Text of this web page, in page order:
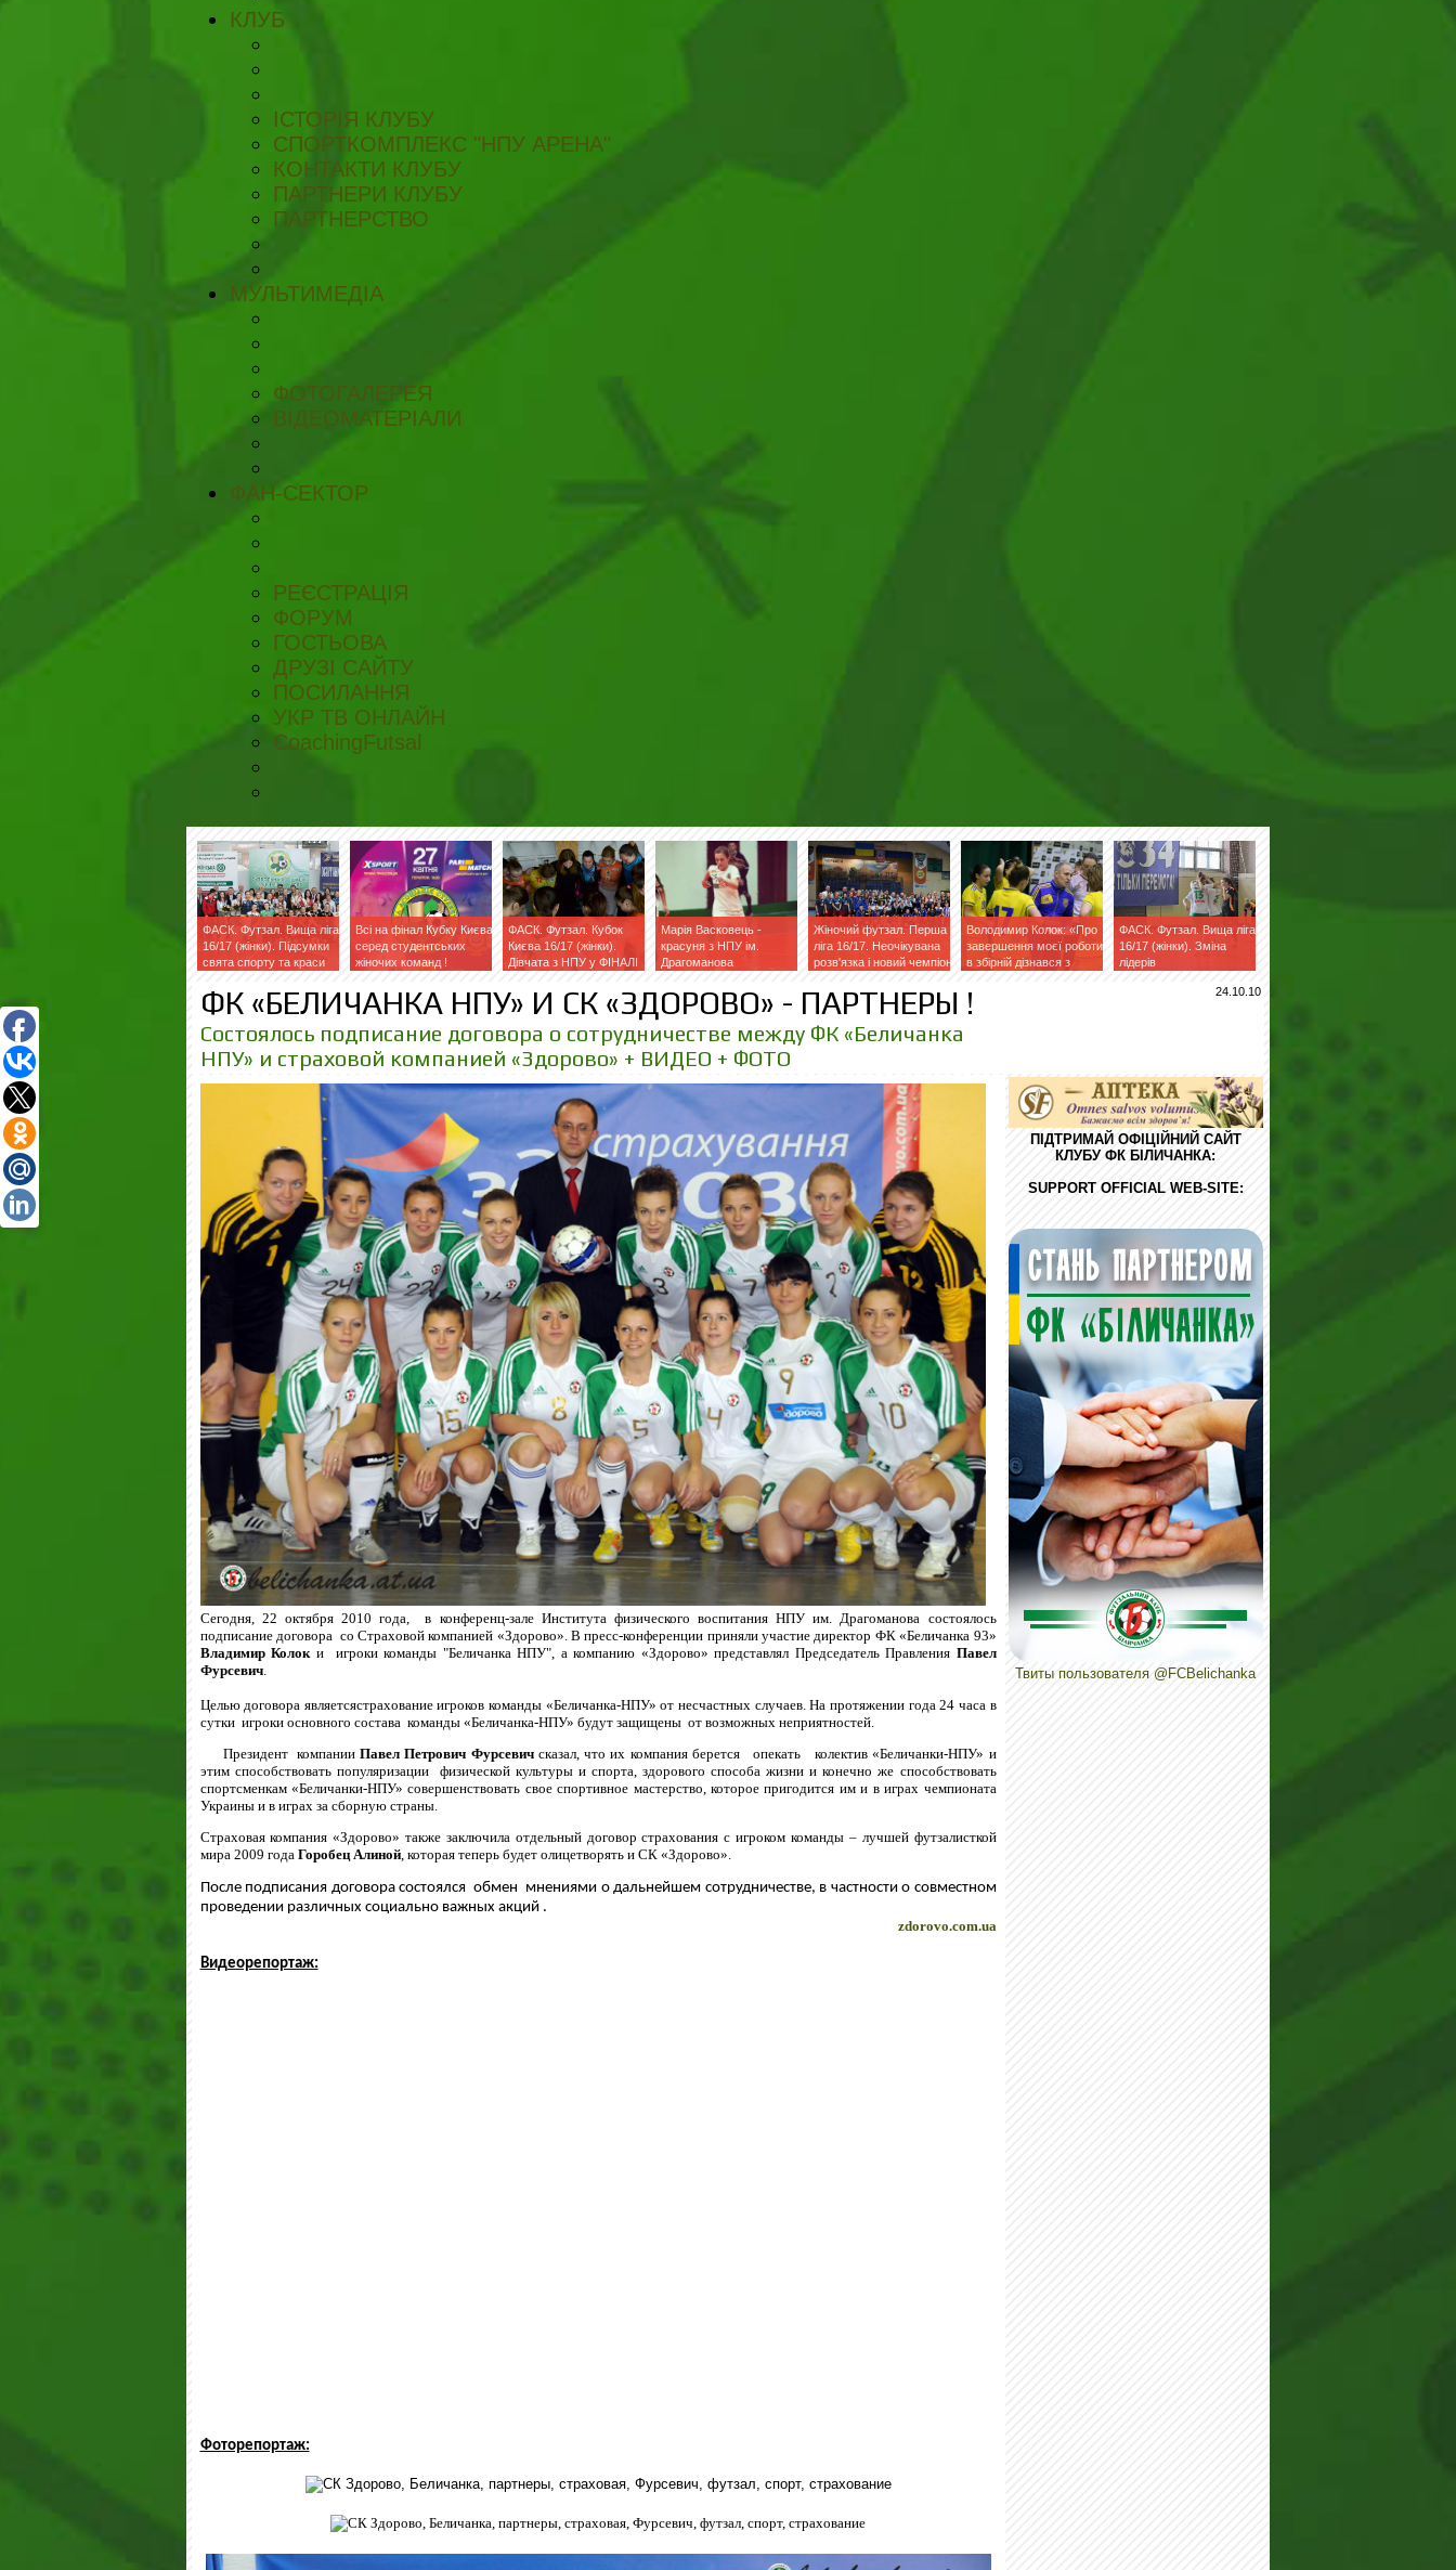
КЛУБ
ІСТОРІЯ КЛУБУ
СПОРТКОМПЛЕКС "НПУ АРЕНА"
КОНТАКТИ КЛУБУ
ПАРТНЕРИ КЛУБУ
ПАРТНЕРСТВО
МУЛЬТИМЕДІА
ФОТОГАЛЕРЕЯ
ВІДЕОМАТЕРІАЛИ
ФАН-СЕКТОР
РЕЄСТРАЦІЯ
ФОРУМ
ГОСТЬОВА
ДРУЗІ САЙТУ
ПОСИЛАННЯ
УКР ТВ ОНЛАЙН
CoachingFutsal
ФАСК. Футзал. Вища ліга
16/17 (жінки). Підсумки
свята спорту та краси
Всі на фінал Кубку Києва
серед студентських
жіночих команд !
ФАСК. Футзал. Кубок
Києва 16/17 (жінки).
Дівчата з НПУ у ФІНАЛІ
Марія Васковець -
красуня з НПУ ім.
Драгоманова
Жіночий футзал. Перша
ліга 16/17. Неочікувана
розв'язка і новий чемпіон
Володимир Колок: «Про
завершення моєї роботи
в збірній дізнався з
ФАСК. Футзал. Вища ліга
16/17 (жінки). Зміна
лідерів
24.10.10
ФК «БЕЛИЧАНКА НПУ» И СК «ЗДОРОВО» - ПАРТНЕРЫ !
Состоялось подписание договора о сотрудничестве между ФК «Беличанка
НПУ» и страховой компанией «Здорово» + ВИДЕО + ФОТО
Сегодня, 22 октября 2010 года,
в конференц-зале Института физического воспитания НПУ им. Драгоманова состоялось
подписание договора со Страховой компанией «Здорово». В пресс-конференции приняли участие директор ФК «Беличанка 93»
Владимир Колок и игроки команды "Беличанка НПУ", а компанию «Здорово» представлял Председатель Правления Павел
Фурсевич.
Целью договора являетсястрахование игроков команды «Беличанка-НПУ» от несчастных случаев. На протяжении года 24 часа в
сутки игроки основного состава команды «Беличанка-НПУ» будут защищены от возможных неприятностей.
Президент компанииПавел Петрович Фурсевичсказал, что их компания берется опекать
колектив «Беличанки-НПУ» и
этим способствовать популяризации
физической культуры и спорта, здорового способа жизни и конечно же способствовать
спортсменкам «Беличанки-НПУ» совершенствовать свое спортивное мастерство, которое пригодится им и в играх чемпионата
Украины и в играх за сборную страны.
Страховая компания «Здорово» также заключила отдельный договор страхования с игроком команды – лучшей футзалисткой
мира 2009 годаГоробец Алиной, которая теперь будет олицетворять и СК «Здорово».
После подписания договора состоялся обмен мнениями о дальнейшем сотрудничестве, в частности о совместном
проведении различных социально важных акций .
zdorovo.com.ua
Видеорепортаж:
Фоторепортаж:
ПІДТРИМАЙ ОФІЦІЙНИЙ САЙТ
КЛУБУ ФК БІЛИЧАНКА:
SUPPORT OFFICIAL WEB-SITE:
Твиты пользователя @FCBelichanka